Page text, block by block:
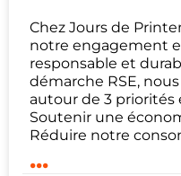
Chez Jours de
notre engagement
responsable et
démarche RSE,
autour de 3
Soutenir une
Réduire notre
...